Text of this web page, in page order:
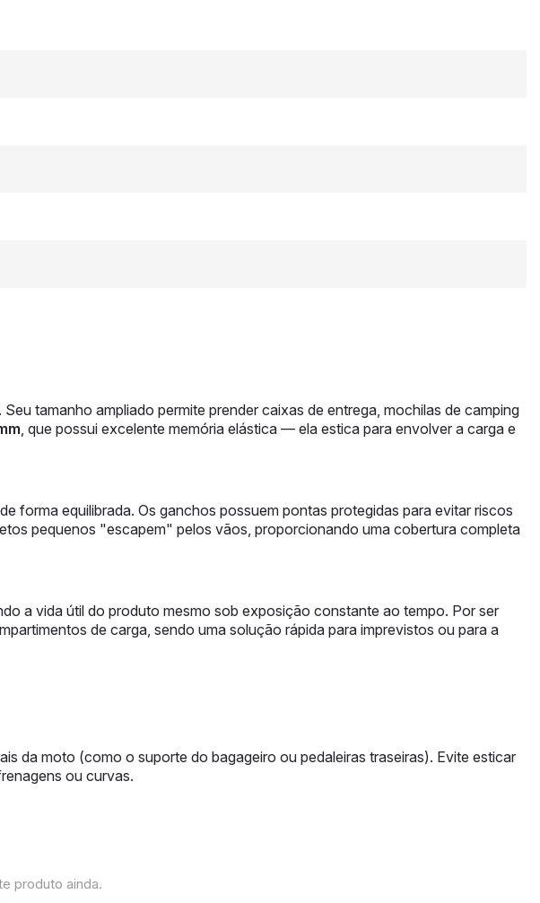
tamanho ampliado permite prender caixas de entrega, mochilas de camping
, que possui excelente memória elástica — ela estica para envolver a carga e
forma equilibrada. Os ganchos possuem pontas protegidas para evitar riscos
pequenos "escapem" pelos vãos, proporcionando uma cobertura completa
a vida útil do produto mesmo sob exposição constante ao tempo. Por ser
de carga, sendo uma solução rápida para imprevistos ou para a
da moto (como o suporte do bagageiro ou pedaleiras traseiras). Evite esticar
ou curvas.
produto ainda.